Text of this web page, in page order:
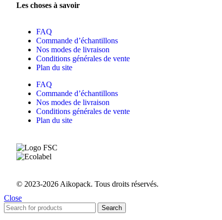
Les choses à savoir
FAQ
Commande d’échantillons
Nos modes de livraison
Conditions générales de vente
Plan du site
FAQ
Commande d’échantillons
Nos modes de livraison
Conditions générales de vente
Plan du site
© 2023-2026 Aikopack. Tous droits réservés.
Close
Search